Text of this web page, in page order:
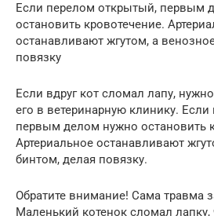
Если перелом открытый, первым
остановить кровотечение.
останавливают жгутом, а
повязку
Если вдруг кот сломал лапу,
его в ветеринарную клинику.
первым делом нужно остановить
Артериальное останавливают
бинтом, делая повязку.
Обратите внимание! Сама травма
Маленький котенок сломал лапку,